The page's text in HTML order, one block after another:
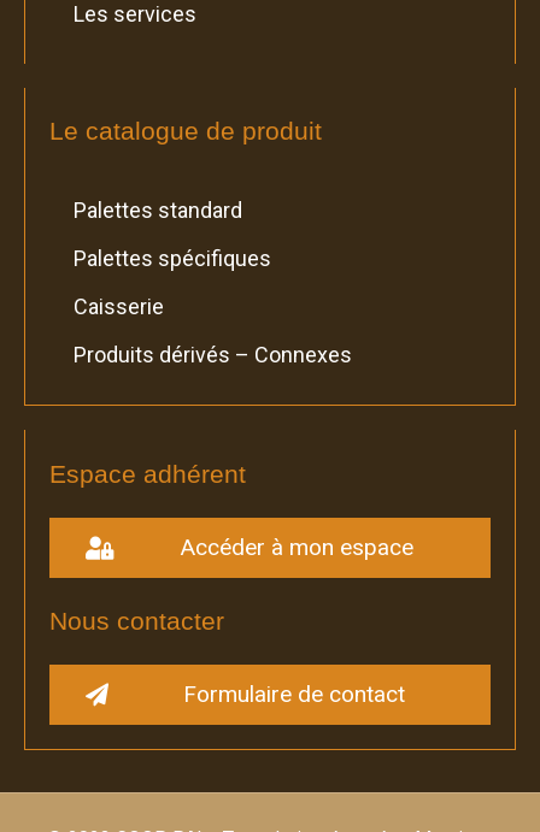
Les services
Le catalogue de produit
Palettes standard
Palettes spécifiques
Caisserie
Produits dérivés – Connexes
Espace adhérent
Accéder à mon espace
Nous contacter
Formulaire de contact